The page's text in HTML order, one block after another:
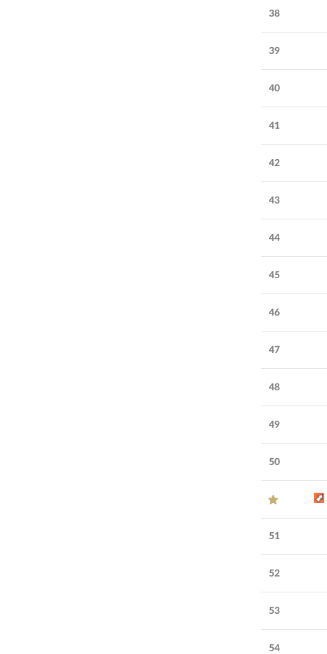
38
39
40
41
42
43
44
45
46
47
48
49
50
51
52
53
54